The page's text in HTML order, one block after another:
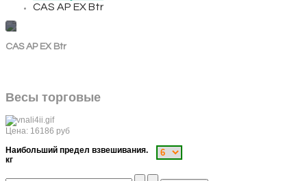
CAS AP EX Btr
CAS AP EX Btr
Весы торговые
Цена: 16186 руб
Наибольший предел взвешивания.
кг